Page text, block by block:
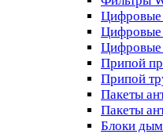
Цифровые
Цифровые
Цифровые
Припой
Припой
Пакеты
Пакеты
Блоки